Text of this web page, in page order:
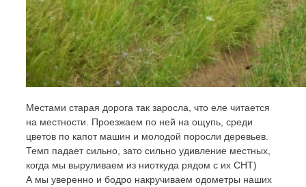
Местами старая дорога так заросла, что еле читается
на местности. Проезжаем по ней на ощупь, среди
цветов по капот машин и молодой поросли деревьев.
Темп падает сильно, зато сильно удивление местных,
когда мы выруливаем из ниоткуда рядом с их СНТ)
А мы уверенно и бодро накручиваем одометры наших